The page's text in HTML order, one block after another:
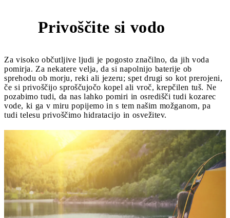
Privoščite si vodo
Za visoko občutljive ljudi je pogosto značilno, da jih voda
pomirja. Za nekatere velja, da si napolnijo baterije ob
sprehodu ob morju, reki ali jezeru; spet drugi so kot prerojeni,
če si privoščijo sproščujočo kopel ali vroč, krepčilen tuš. Ne
pozabimo tudi, da nas lahko pomiri in osredišči tudi kozarec
vode, ki ga v miru popijemo in s tem našim možganom, pa
tudi telesu privoščimo hidratacijo in osvežitev.